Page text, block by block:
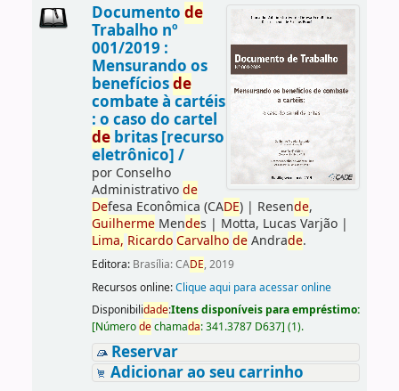
Documento de
Trabalho nº
001/2019 :
Mensurando os
benefíciosde
combate à cartéis
: o caso do cartel
debritas [recurso
eletrônico] /
por Conselho
Administrativode
Defesa Econômica (CADE)| Resende,
GuilhermeMendes | Motta, Lucas Varjão|
Lima, Ricardo Carvalho deAndrade.
Editora: Brasília: CADE, 2019
Recursos online:Clique aqui para acessar online
Disponibilidade:Itens disponíveis para empréstimo:
[Númerodechamada:341.3787 D637] (1).
Reservar
Adicionar ao seu carrinho